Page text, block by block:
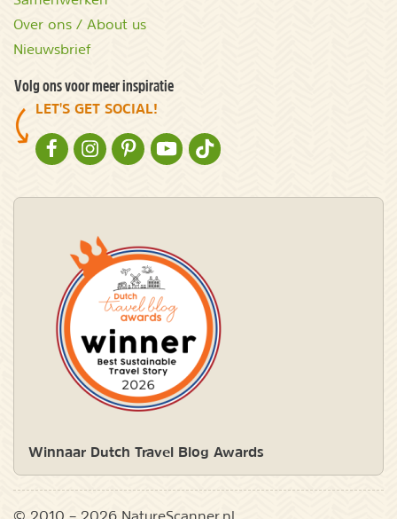
Over ons / About us
Nieuwsbrief
Volg ons voor meer inspiratie
LET'S GET SOCIAL!
NATURESCANNER OP FACEBOOK
NATURESCANNER OP INSTAGRAM
NATURESCANNER OP PINTEREST
NATURESCANNER OP YOUTUBE
NATURESCANNER OP TIKTOK
Winnaar Dutch Travel Blog Awards
© 2010 – 2026 NatureScanner.nl